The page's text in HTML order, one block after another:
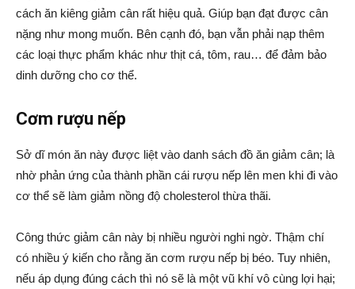
cách ăn kiêng giảm cân rất hiệu quả. Giúp bạn đạt được cân
nặng như mong muốn. Bên cạnh đó, bạn vẫn phải nạp thêm
các loại thực phẩm khác như thịt cá, tôm, rau… để đảm bảo
dinh dưỡng cho cơ thể.
Cơm rượu nếp
Sở dĩ món ăn này được liệt vào danh sách đồ ăn giảm cân; là
nhờ phản ứng của thành phần cái rượu nếp lên men khi đi vào
cơ thể sẽ làm giảm nồng độ cholesterol thừa thãi.
Công thức giảm cân này bị nhiều người nghi ngờ. Thậm chí
có nhiều ý kiến cho rằng ăn cơm rượu nếp bị béo. Tuy nhiên,
nếu áp dụng đúng cách thì nó sẽ là một vũ khí vô cùng lợi hại;